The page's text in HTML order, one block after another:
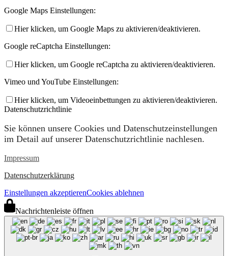
Google Maps Einstellungen:
Hier klicken, um Google Maps zu aktivieren/deaktivieren.
Google reCaptcha Einstellungen:
Hier klicken, um Google reCaptcha zu aktivieren/deaktivieren.
Vimeo und YouTube Einstellungen:
Hier klicken, um Videoeinbettungen zu aktivieren/deaktivieren.
Datenschutzrichtlinie
Sie können unsere Cookies und Datenschutzeinstellungen
im Detail auf unserer Datenschutzrichtlinie nachlesen.
Impressum
Datenschutzerklärung
Einstellungen akzeptierenCookies ablehnen
Nachrichtenleiste öffnen